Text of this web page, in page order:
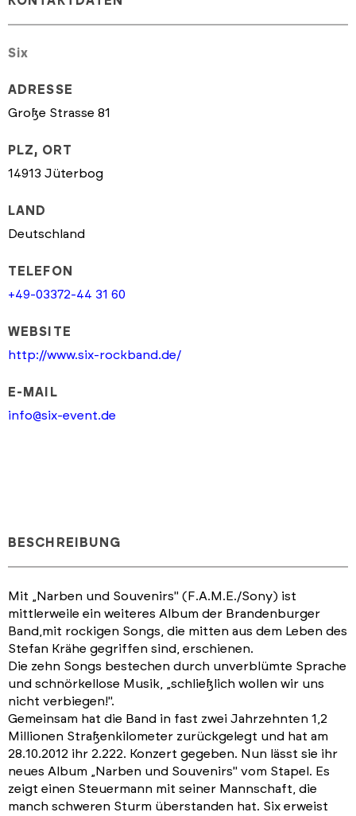
Six
ADRESSE
Große Strasse 81
PLZ, ORT
14913 Jüterbog
LAND
Deutschland
TELEFON
+49-03372-44 31 60
WEBSITE
http://www.six-rockband.de/
E-MAIL
info@six-event.de
BESCHREIBUNG
Mit „Narben und Souvenirs" (F.A.M.E./Sony) ist
mittlerweile ein weiteres Album der Brandenburger
Band,mit rockigen Songs, die mitten aus dem Leben des
Stefan Krähe gegriffen sind, erschienen.
Die zehn Songs bestechen durch unverblümte Sprache
und schnörkellose Musik, „schließlich wollen wir uns
nicht verbiegen!".
Gemeinsam hat die Band in fast zwei Jahrzehnten 1,2
Millionen Straßenkilometer zurückgelegt und hat am
28.10.2012 ihr 2.222. Konzert gegeben. Nun lässt sie ihr
neues Album „Narben und Souvenirs" vom Stapel. Es
zeigt einen Steuermann mit seiner Mannschaft, die
manch schweren Sturm überstanden hat. Six erweist